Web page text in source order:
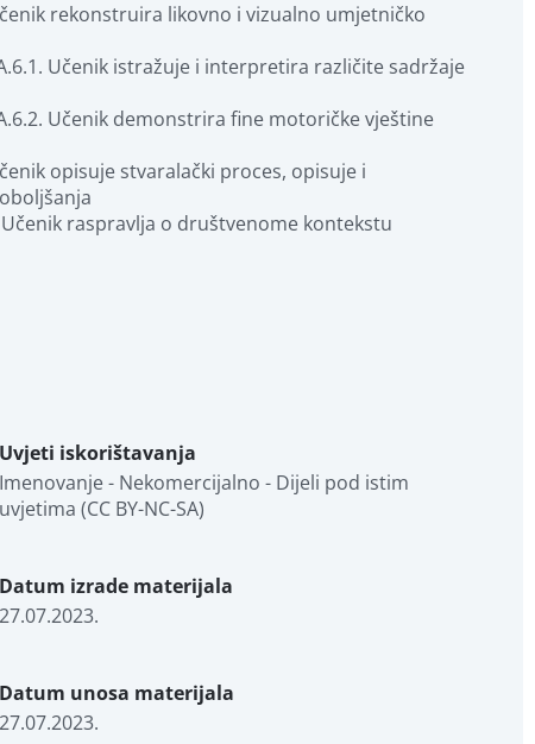
rekonstruira likovno i vizualno umjetničko
Učenik istražuje i interpretira različite sadržaje
Učenik demonstrira fine motoričke vještine
opisuje stvaralački proces, opisuje i
raspravlja o društvenome kontekstu
Uvjeti iskorištavanja
Imenovanje - Nekomercijalno - Dijeli pod istim
uvjetima (CC BY-NC-SA)
Datum izrade materijala
27.07.2023.
Datum unosa materijala
27.07.2023.